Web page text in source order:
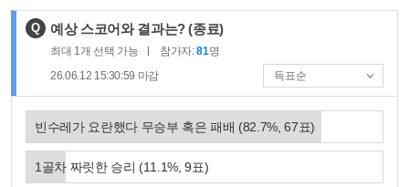
Q
제
목
:
예상 스코어와 결과는? (종료)
최대 1 개 선택 가능 참가자:81명
26.06.12 15:30:59 마감
빈수레가 요란했다 무승부 혹은 패배 (82.7%,67표)
1골차 짜릿한 승리 (11.1%,9표)